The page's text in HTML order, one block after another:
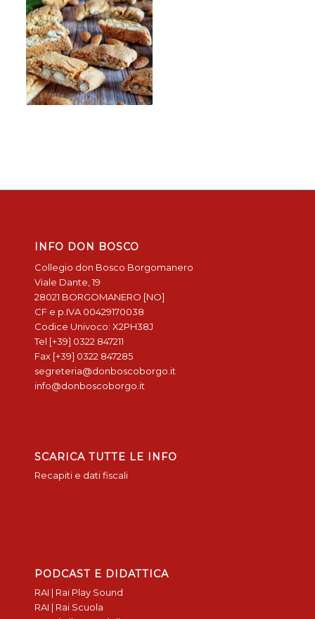
INFO DON BOSCO
Collegio don Bosco Borgomanero
Viale Dante, 19
28021 BORGOMANERO [NO]
CF e p.IVA 00429170038
Codice Univoco: X2PH38J
Tel [+39] 0322 847211
Fax [+39] 0322 847285
segreteria@donboscoborgo.it
info@donboscoborgo.it
SCARICA TUTTE LE INFO
Recapiti e dati fiscali
PODCAST E DIDATTICA
RAI | Rai Play Sound
RAI | Rai Scuola